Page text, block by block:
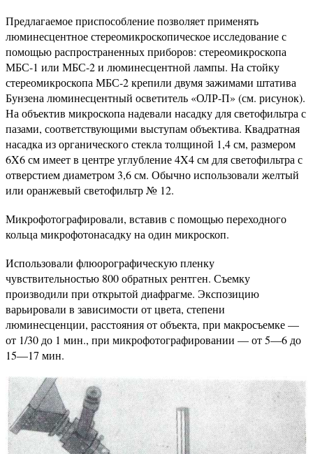
Предлагаемое приспособление позволяет применять
люминесцентное стереомикроскопическое исследование с
помощью распространенных приборов: стереомикроскопа
МБС-1 или МБС-2 и люминесцентной лампы. На стойку
стереомикроскопа МБС-2 крепили двумя зажимами штатива
Бунзена люминесцентный осветитель «ОЛР-П» (см. рисунок).
На объектив микроскопа надевали насадку для светофильтра с
пазами, соответствующими выступам объектива. Квадратная
насадка из органического стекла толщиной 1,4 см, размером
6X6 см имеет в центре углубление 4X4 см для светофильтра с
отверстием диаметром 3,6 см. Обычно использовали желтый
или оранжевый светофильтр № 12.
Микрофотографировали, вставив с помощью переходного
кольца микрофотонасадку на один микроскоп.
Использовали флюорографическую пленку
чувствительностью 800 обратных рентген. Съемку
производили при открытой диафрагме. Экспозицию
варьировали в зависимости от цвета, степени
люминесценции, расстояния от объекта, при макросъемке —
от 1/30 до 1 мин., при микрофотографировании — от 5—6 до
15—17 мин.